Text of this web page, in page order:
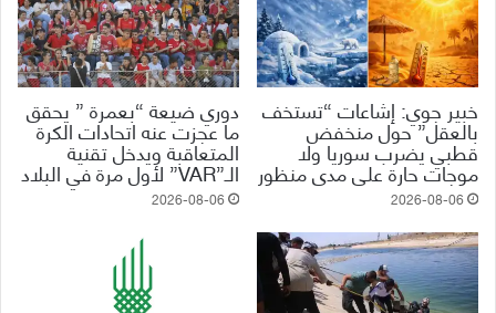
خبير جوي: إشاعات “تستخف
بالعقل” حول منخفض
قطبي يضرب سوريا ولا
موجات حارة على مدى منظور
2026-08-06
دوري ضيعة “بعمرة ” يحقق
ما عجزت عنه اتحادات الكرة
المتعاقبة ويدخل تقنية
الـ”VAR” لأول مرة في البلاد
2026-08-06